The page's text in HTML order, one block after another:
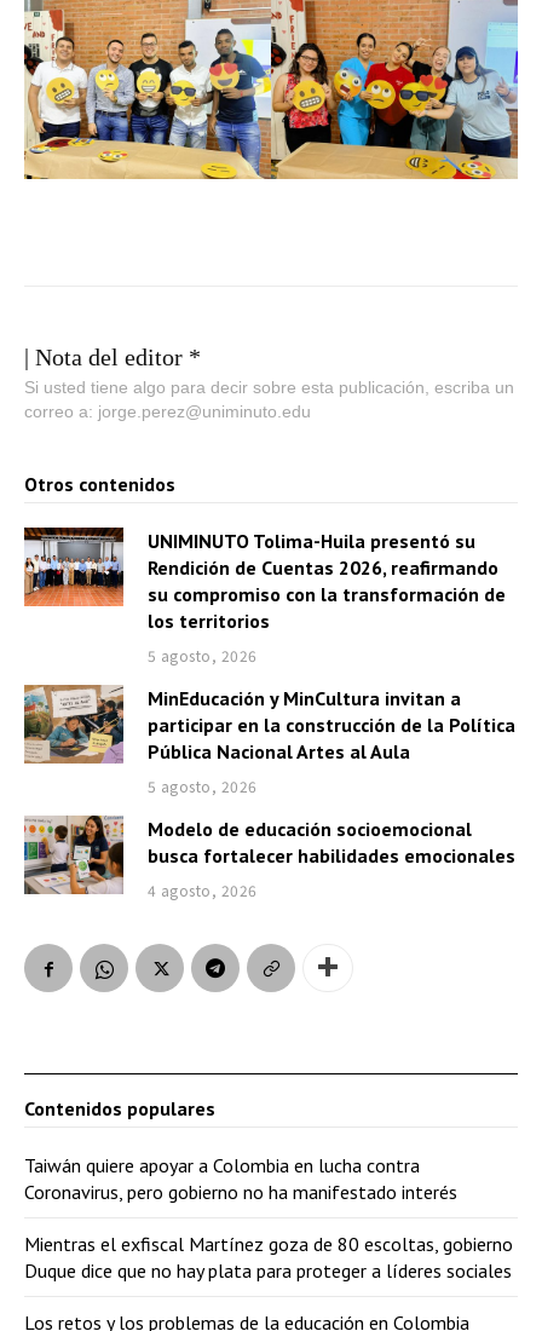
| Nota del editor *
Si usted tiene algo para decir sobre esta publicación, escriba un
correo a: jorge.perez@uniminuto.edu
Otros contenidos
UNIMINUTO Tolima-Huila presentó su
Rendición de Cuentas 2026, reafirmando
su compromiso con la transformación de
los territorios
5 agosto, 2026
MinEducación y MinCultura invitan a
participar en la construcción de la Política
Pública Nacional Artes al Aula
5 agosto, 2026
Modelo de educación socioemocional
busca fortalecer habilidades emocionales
4 agosto, 2026
Contenidos populares
Taiwán quiere apoyar a Colombia en lucha contra
Coronavirus, pero gobierno no ha manifestado interés
Mientras el exfiscal Martínez goza de 80 escoltas, gobierno
Duque dice que no hay plata para proteger a líderes sociales
Los retos y los problemas de la educación en Colombia